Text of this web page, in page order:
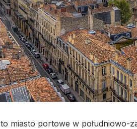
to miasto portowe w południowo-